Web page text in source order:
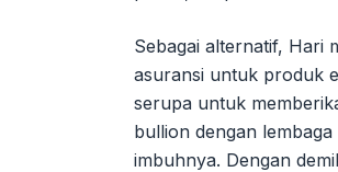
Sebagai alternatif, Hari
asuransi untuk produk
serupa untuk
bullion dengan
imbuhnya. Dengan